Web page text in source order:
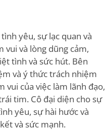
yêu, sự lạc quan và
vui và lòng dũng cảm,
tình và sức hút. Bên
và ý thức trách nhiệm
vui của việc làm lãnh đạo,
tim. Cô đại diện cho sự
yêu, sự hài hước và
và sức mạnh.